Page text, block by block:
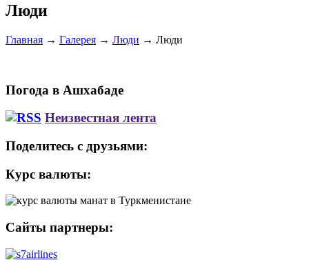
Люди
Главная → Галерея → Люди → Люди
Погода в Ашхабаде
Неизвестная лента
Поделитесь с друзьями:
Курс валюты:
Сайты партнеры: